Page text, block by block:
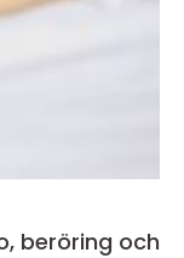
beröring och